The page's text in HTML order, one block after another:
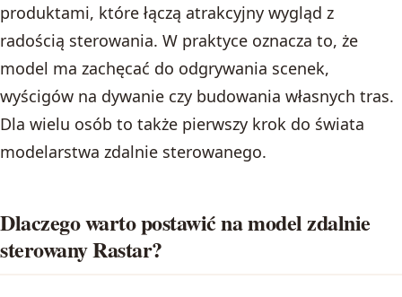
produktami, które łączą atrakcyjny wygląd z
radością sterowania. W praktyce oznacza to, że
model ma zachęcać do odgrywania scenek,
wyścigów na dywanie czy budowania własnych tras.
Dla wielu osób to także pierwszy krok do świata
modelarstwa zdalnie sterowanego.
Dlaczego warto postawić na model zdalnie
sterowany Rastar?